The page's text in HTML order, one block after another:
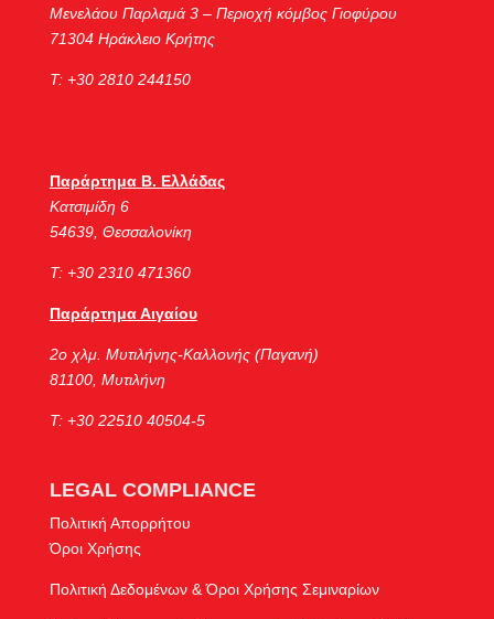
Μενελάου Παρλαμά 3 – Περιοχή κόμβος Γιοφύρου
71304 Ηράκλειο Κρήτης
Τ: +30 2810 244150
Παράρτημα Β. Ελλάδας
Κατσιμίδη 6
54639, Θεσσαλονίκη
Τ: +30 2310 471360
Παράρτημα Αιγαίου
2ο χλμ. Μυτιλήνης-Καλλονής (Παγανή)
81100, Μυτιλήνη
Τ: +30 22510 40504-5
LEGAL COMPLIANCE
Πολιτική Απορρήτου
Όροι Χρήσης
Πολιτική Δεδομένων & Όροι Χρήσης Σεμιναρίων